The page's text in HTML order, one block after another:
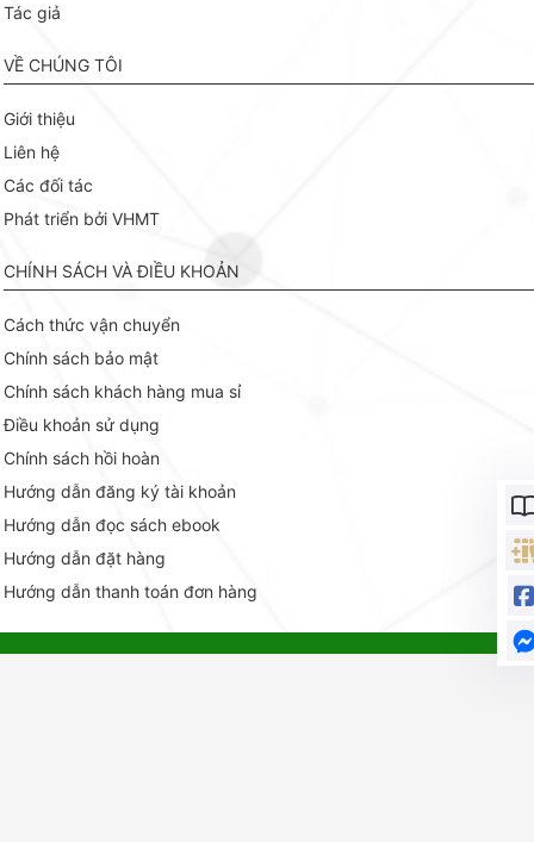
Tác giả
VỀ CHÚNG TÔI
Giới thiệu
Liên hệ
Các đối tác
Phát triển bởi VHMT
CHÍNH SÁCH VÀ ĐIỀU KHOẢN
Cách thức vận chuyển
Chính sách bảo mật
Chính sách khách hàng mua sỉ
Điều khoản sử dụng
Chính sách hồi hoàn
Hướng dẫn đăng ký tài khoản
Hướng dẫn đọc sách ebook
Hướng dẫn đặt hàng
Hướng dẫn thanh toán đơn hàng